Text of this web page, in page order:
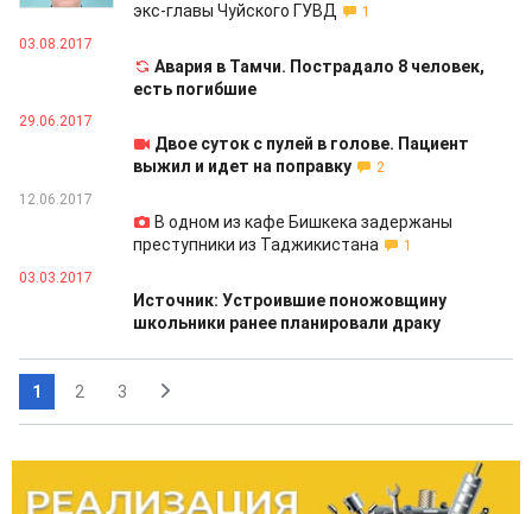
экс-главы Чуйского ГУВД
1
03.08.2017
Авария в Тамчи. Пострадало 8 человек,
есть погибшие
29.06.2017
Двое суток с пулей в голове. Пациент
выжил и идет на поправку
2
12.06.2017
В одном из кафе Бишкека задержаны
преступники из Таджикистана
1
03.03.2017
Источник: Устроившие поножовщину
школьники ранее планировали драку
1 2 3